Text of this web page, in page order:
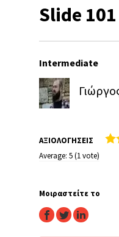
Slide 101
Intermediate
ΑΞΙΟΛΟΓΗΣΕΙΣ
Average: 5(1vote)
Μοιραστείτε το
facebook
twitterlinkedin